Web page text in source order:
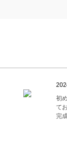
初
て
完